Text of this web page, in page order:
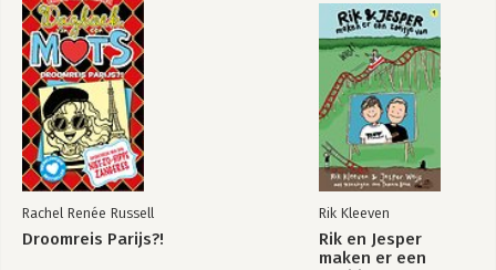
Rachel Renée Russell
Droomreis Parijs?!
Rik Kleeven
Rik en Jesper
maken er een